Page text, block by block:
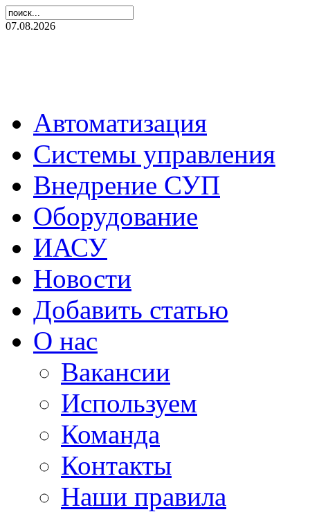
07.08.2026
Автоматизация
Системы управления
Внедрение СУП
Оборудование
ИАСУ
Новости
Добавить статью
О нас
Вакансии
Используем
Команда
Контакты
Наши правила